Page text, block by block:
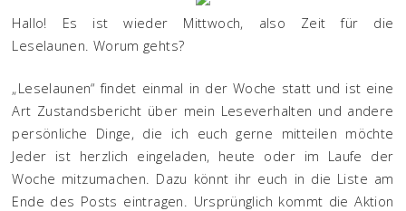
Hallo! Es ist wieder Mittwoch, also Zeit für die
Leselaunen. Worum gehts?
„Leselaunen“ findet einmal in der Woche statt und ist eine
Art Zustandsbericht über mein Leseverhalten und andere
persönliche Dinge, die ich euch gerne mitteilen möchte
Jeder ist herzlich eingeladen, heute oder im Laufe der
Woche mitzumachen. Dazu könnt ihr euch in die Liste am
Ende des Posts eintragen. Ursprünglich kommt die Aktion